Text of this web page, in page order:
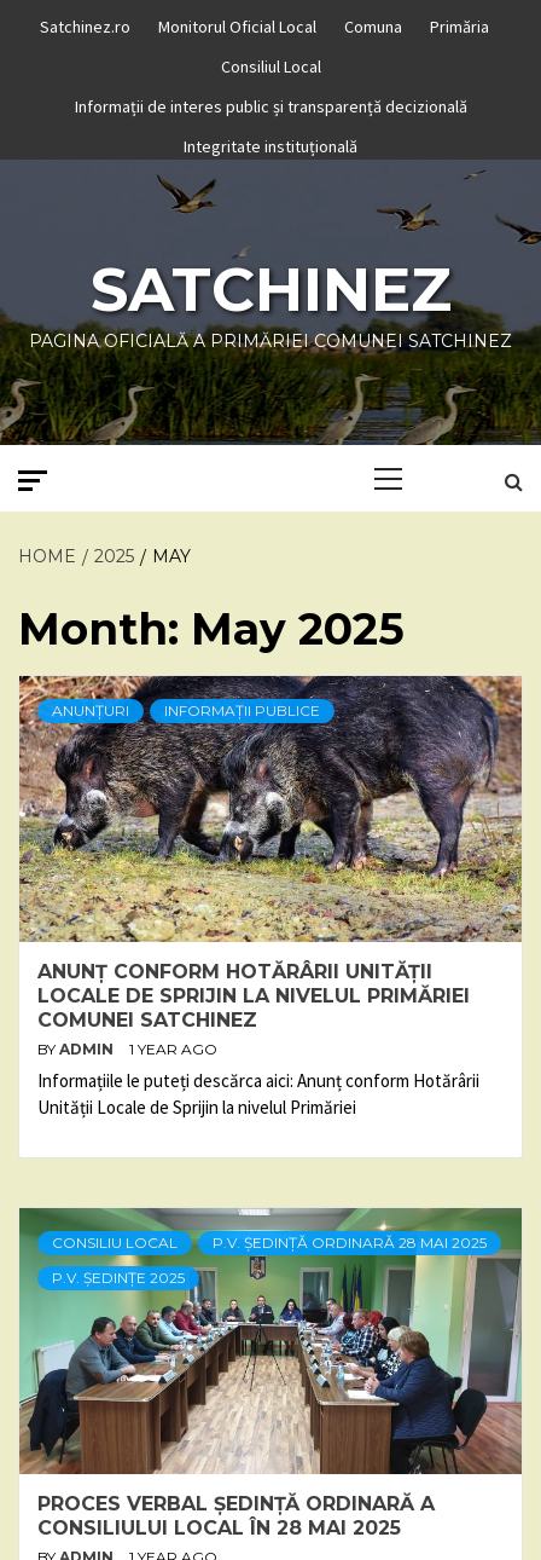
Satchinez.ro Monitorul Oficial Local Comuna
Primăria
Consiliul Local
Informații de interes public și transparență decizională
Integritate instituțională
SATCHINEZ
PAGINA OFICIALĂ A PRIMĂRIEI COMUNEI SATCHINEZ
HOME 2025 MAY
Month: May 2025
ANUNȚURI INFORMAȚII PUBLICE
ANUNȚ CONFORM HOTĂRÂRII UNITĂȚII
LOCALE DE SPRIJIN LA NIVELUL PRIMĂRIEI
COMUNEI SATCHINEZ
BY ADMIN 1 YEAR AGO
Informațiile le puteți descărca aici: Anunț conform Hotărârii
Unității Locale de Sprijin la nivelul Primăriei
CONSILIU LOCAL
P.V. ȘEDINȚĂ ORDINARĂ 28 MAI 2025
P.V. ȘEDINȚE 2025
PROCES VERBAL ȘEDINȚĂ ORDINARĂ A
CONSILIULUI LOCAL ÎN 28 MAI 2025